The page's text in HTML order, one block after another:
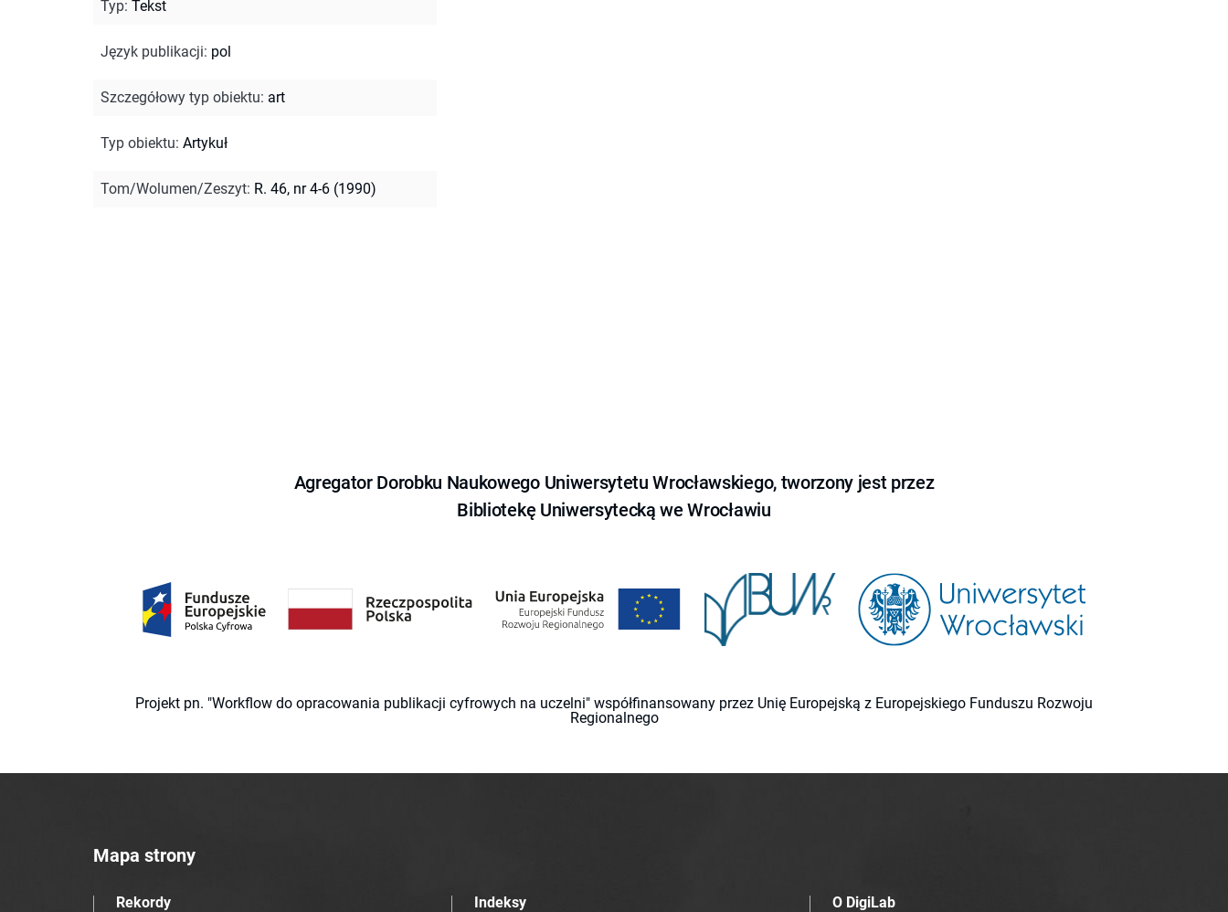
Typ: Tekst
Język publikacji: pol
Szczegółowy typ obiektu: art
Typ obiektu: Artykuł
Tom/Wolumen/Zeszyt: R. 46, nr 4-6 (1990)
Agregator Dorobku Naukowego Uniwersytetu Wrocławskiego, tworzony jest przez
Bibliotekę Uniwersytecką we Wrocławiu
Projekt pn. "Workflow do opracowania publikacji cyfrowych na uczelni" współfinansowany przez Unię Europejską z Europejskiego Funduszu Rozwoju
Regionalnego
Mapa strony
Rekordy
Indeksy
O DigiLab